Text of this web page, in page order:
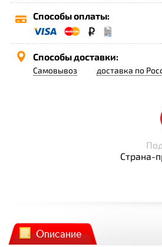
Способы оплаты:
Способы доставки:
Самовывоз доставка по
Страна-
Описание